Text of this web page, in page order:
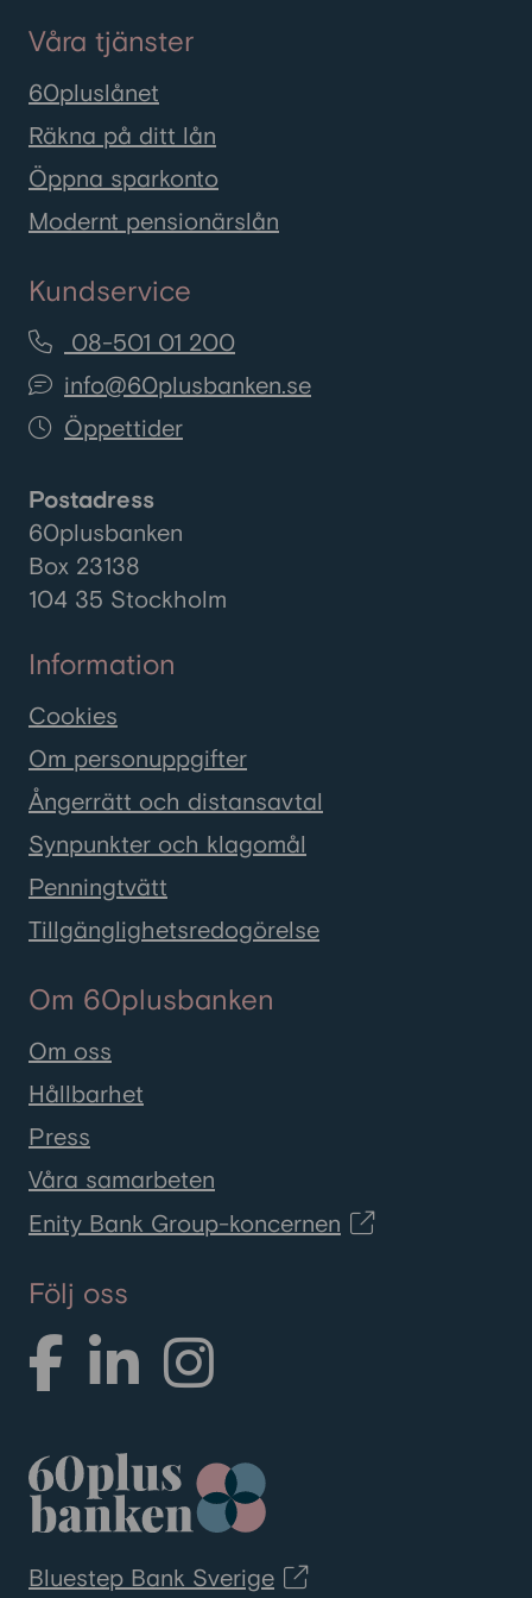
Våra tjänster
60pluslånet
Räkna på ditt lån
Öppna sparkonto
Modernt pensionärslån
Kundservice
08-501 01 200
info@60plusbanken.se
Öppettider
Postadress
60plusbanken
Box 23138
104 35 Stockholm
Information
Cookies
Om personuppgifter
Ångerrätt och distansavtal
Synpunkter och klagomål
Penningtvätt
Tillgänglighetsredogörelse
Om 60plusbanken
Om oss
Hållbarhet
Press
Våra samarbeten
Enity Bank Group-koncernen
Följ oss
Bluestep Bank Sverige